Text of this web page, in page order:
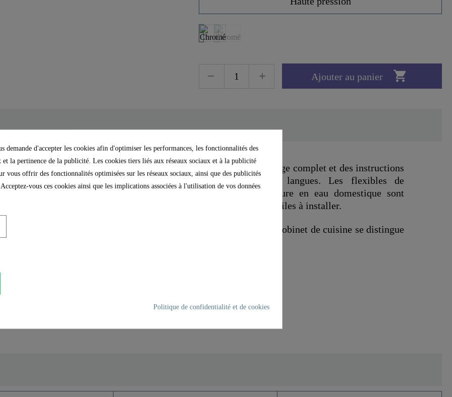
Ajouter au panier 
de cuisine peut être
ainsi le nettoyage de
sur un double évier.
silencieuse de qualité
la cartouche peut
de montage. Le
être mis en œuvre
La livraison comprend un jeu de montage complet et des instructions
de montage illustrées en plusieurs langues. Les flexibles de
raccordement (500 mm) à la fourniture en eau domestique sont
résistants à la corrosion, flexibles et faciles à installer.
L'mousseur de marque installé dans le robinet de cuisine se distingue
demande d'accepter les cookies afin d'optimiser les performances, les fonctionnalités des
et la pertinence de la publicité. Les cookies tiers liés aux réseaux sociaux et à la publicité
vous offrir des fonctionnalités optimisées sur les réseaux sociaux, ainsi que des publicités
Acceptez-vous ces cookies ainsi que les implications associées à l'utilisation de vos données
Politique de confidentialité et de cookies